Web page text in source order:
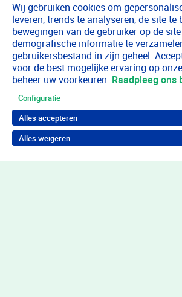
Wij gebruiken cookies om
leveren, trends te analyseren, de site te
bewegingen van de gebruiker op de
demografische informatie te
gebruikersbestand in zijn geheel.
voor de best mogelijke ervaring op
beheer uw voorkeuren. Raadpleeg ons
Configuratie
Alles accepteren
Alles weigeren